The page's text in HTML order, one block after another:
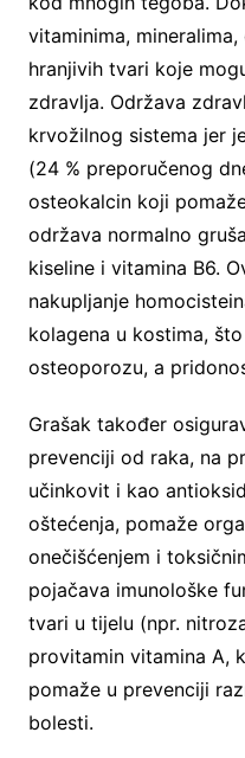
vitaminima,
hranjivih tvari koje
zdravlja. Održava
krvožilnog sistema jer
(24 % preporučenog
osteokalcin koji
održava normalno
kiseline i vitamina B6.
nakupljanje
kolagena u kostima,
osteoporozu, a
Grašak također
prevenciji od raka, na
učinkovit i kao
oštećenja, pomaže
onečišćenjem i
pojačava imunološke
tvari u tijelu (npr.
provitamin vitamina A,
pomaže u prevenciji
bolesti.